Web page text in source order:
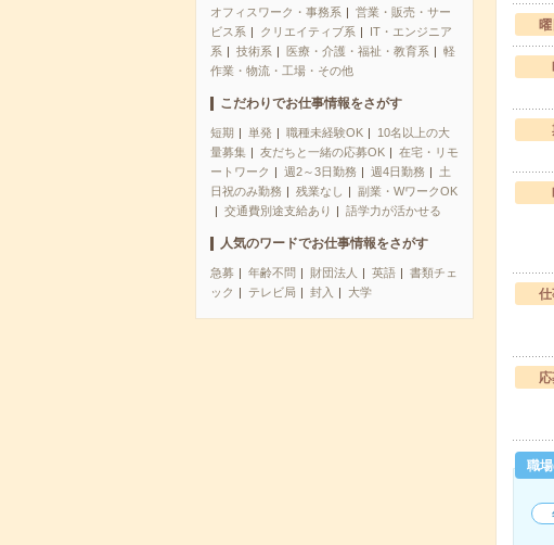
オフィスワーク・事務系
営業・販売・サー
ビス系
クリエイティブ系
IT・エンジニア
系
技術系 医療・介護・福祉・教育系
軽
作業・物流・工場・その他
こだわりでお仕事情報をさがす
短期 単発 職種未経験OK
10名以上の大
量募集
友だちと一緒の応募OK
在宅・リモ
ートワーク
週2～3日勤務 週4日勤務
土
日祝のみ勤務
残業なし
副業・WワークOK
交通費別途支給あり
語学力が活かせる
人気のワードでお仕事情報をさがす
急募 年齢不問 財団法人 英語
書類チェ
ック
テレビ局 封入 大学
職